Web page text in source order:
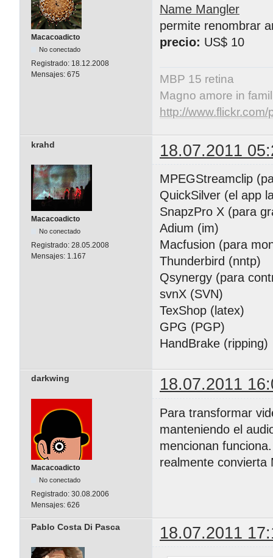
Macacoadicto
No conectado
Registrado: 18.12.2008
Mensajes: 675
Name Mangler
permite renombrar
precio: US$ 10
MBP 15 retina
Magno amore in
http://
krahd 18.07.2011
Macacoadicto
No conectado
Registrado: 28.05.2008
Mensajes: 1.167
MPEGStreamclip
QuickSilver (el app
SnapzPro X (para
Adium (im)
Macfusion (para
Thunderbird (nntp)
Qsynergy (para
svnX (SVN)
TexShop (latex)
GPG (PGP)
HandBrake (ripping)
darkwing 18.07.2011
Macacoadicto
No conectado
Registrado: 30.08.2006
Mensajes: 626
Para transformar
manteniendo el
mencionan
realmente convierta
Pablo Costa Di Pasca 18.07.2011